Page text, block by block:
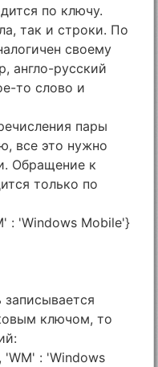
по ключу.
так и строки. По
своему
англо-русский
то слово и
пары
все это нужно
Обращение к
только по
: 'Windows Mobile'}
ключом, то
: 'Windows